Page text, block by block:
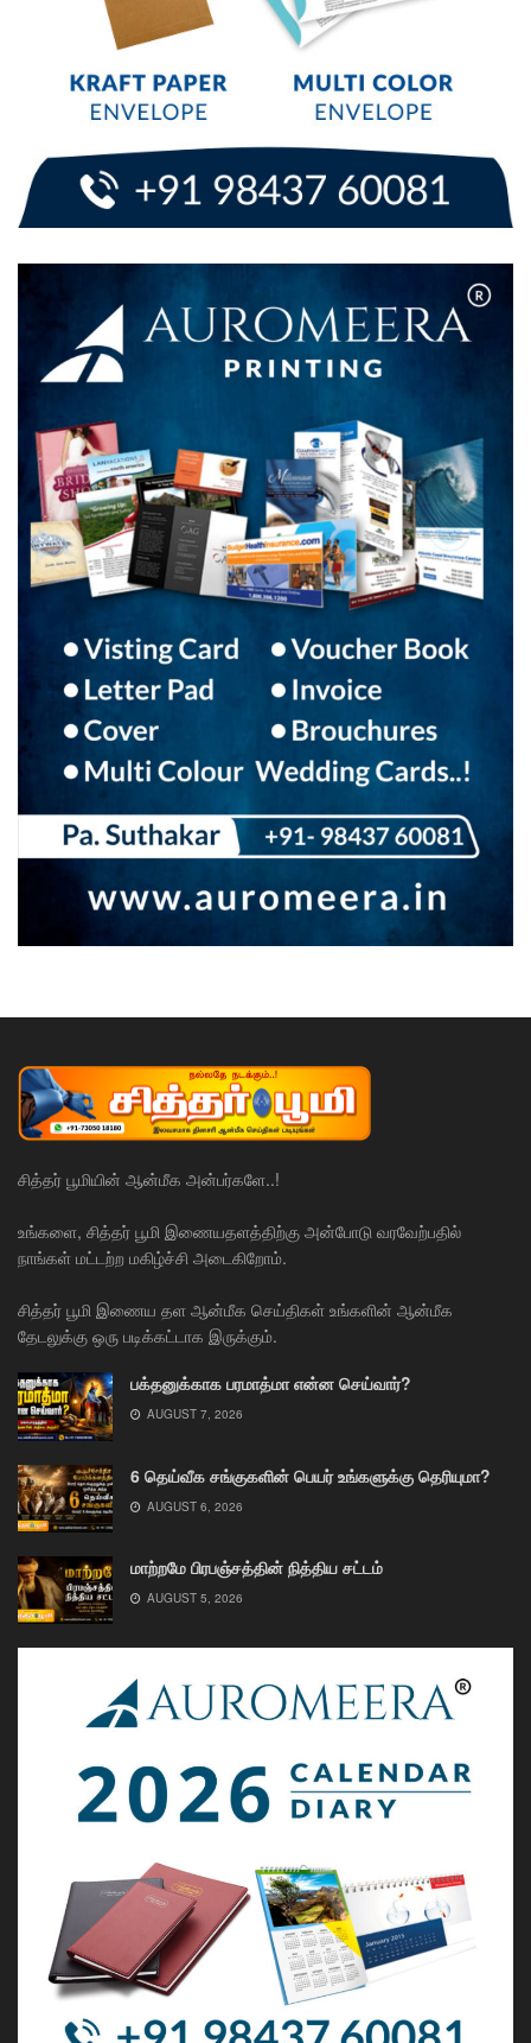
சித்தர் பூமியின் ஆன்மீக அன்பர்களே..!
உங்களை, சித்தர் பூமி இணையதளத்திற்கு அன்போடு வரவேற்பதில்
நாங்கள் மட்டற்ற மகிழ்ச்சி அடைகிறோம்.
சித்தர் பூமி இணைய தள ஆன்மீக செய்திகள் உங்களின் ஆன்மீக
தேடலுக்கு ஒரு படிக்கட்டாக இருக்கும்.
பக்தனுக்காக பரமாத்மா என்ன செய்வார்?
AUGUST 7, 2026
6 தெய்வீக சங்குகளின் பெயர் உங்களுக்கு தெரியுமா?
AUGUST 6, 2026
மாற்றமே பிரபஞ்சத்தின் நித்திய சட்டம்
AUGUST 5, 2026